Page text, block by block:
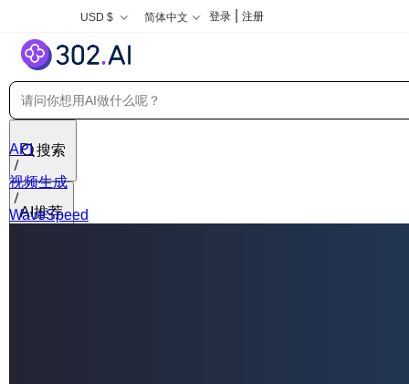
USD $ 简体中文 登录 注册
搜索
AI推荐
API
视频生成
WaveSpeed